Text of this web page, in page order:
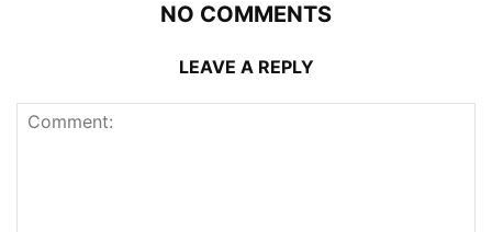
NO COMMENTS
LEAVE A REPLY